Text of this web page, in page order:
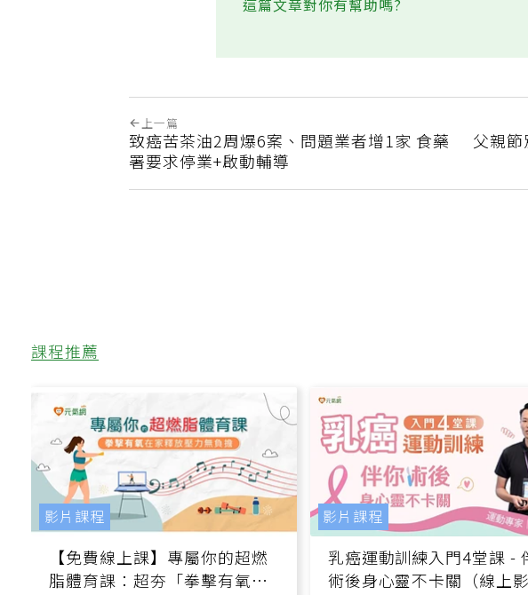
這篇文章對你有幫助嗎?
上一篇
致癌苦茶油2周爆6案、問題業者增1家 食藥
署要求停業+啟動輔導
父親
課程推薦
【免費線上課】專屬你的超燃
影片課程
乳癌運動訓練入門4堂課 -
影片課程